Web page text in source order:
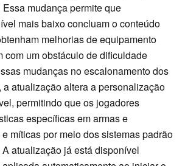
mudança permite que
mais baixo concluam o conteúdo
melhorias de equipamento
com um obstáculo de dificuldade
mudanças no escalonamento dos
atualização altera a personalização
permitindo que os jogadores
específicas em armas e
míticas por meio dos sistemas padrão
atualização já está disponível